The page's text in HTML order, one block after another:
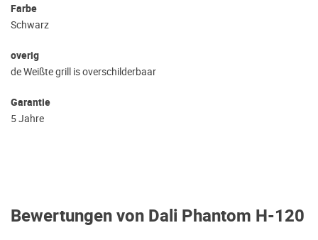
Farbe
Schwarz
overig
de Weißte grill is overschilderbaar
Garantie
5 Jahre
Bewertungen von Dali Phantom H-120